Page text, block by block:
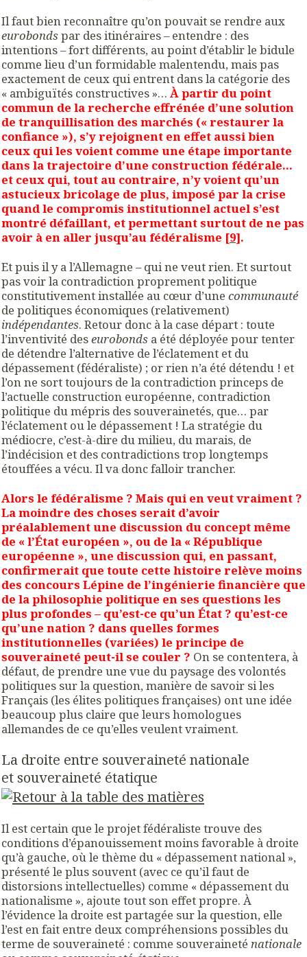
Il faut bien reconnaître qu’on pouvait se rendre aux
eurobondspar des itinéraires – entendre : des
intentions – fort différents, au point d’établir le bidule
comme lieu d’un formidable malentendu, mais pas
exactement de ceux qui entrent dans la catégorie des
« ambiguïtés constructives »… À partir du point
commun de la recherche effrénée d’une solution
de tranquillisation des marchés (« restaurer la
confiance »), s’y rejoignent en effet aussi bien
ceux qui les voient comme une étape importante
dans la trajectoire d’une construction fédérale…
et ceux qui, tout au contraire, n’y voient qu’un
astucieux bricolage de plus, imposé par la crise
quand le compromis institutionnel actuel s’est
montré défaillant, et permettant surtout de ne pas
avoir à en aller jusqu’au fédéralisme [9].
Et puis il y a l’Allemagne – qui ne veut rien. Et surtout
pas voir la contradiction proprement politique
constitutivement installée au cœur d’une communauté
de politiques économiques (relativement)
indépendantes. Retour donc à la case départ : toute
l’inventivité deseurobonds a été déployée pour tenter
de détendre l’alternative de l’éclatement et du
dépassement (fédéraliste) ; or rien n’a été détendu ! et
l’on ne sort toujours de la contradiction princeps de
l’actuelle construction européenne, contradiction
politique du mépris des souverainetés, que… par
l’éclatement ou le dépassement ! La stratégie du
médiocre, c’est-à-dire du milieu, du marais, de
l’indécision et des contradictions trop longtemps
étouffées a vécu. Il va donc falloir trancher.
Alors le fédéralisme ? Mais qui en veut vraiment ?
La moindre des choses serait d’avoir
préalablement une discussion du concept même
de « l’État européen », ou de la « République
européenne », une discussion qui, en passant,
confirmerait que toute cette histoire relève moins
des concours Lépine de l’ingénierie financière que
de la philosophie politique en ses questions les
plus profondes – qu’est-ce qu’un État ? qu’est-ce
qu’une nation ? dans quelles formes
institutionnelles (variées) le principe de
souveraineté peut-il se couler ? On se contentera, à
défaut, de prendre une vue du paysage des volontés
politiques sur la question, manière de savoir si les
Français (les élites politiques françaises) ont une idée
beaucoup plus claire que leurs homologues
allemandes de ce qu’elles veulent vraiment.
La droite entre souveraineté nationale
et souveraineté étatique
Il est certain que le projet fédéraliste trouve des
conditions d’épanouissement moins favorable à droite
qu’à gauche, où le thème du « dépassement national »,
présenté le plus souvent (avec ce qu’il faut de
distorsions intellectuelles) comme « dépassement du
nationalisme », ajoute tout son effet propre. À
l’évidence la droite est partagée sur la question, elle
l’est en fait entre deux compréhensions possibles du
terme de souveraineté : comme souveraineté nationale